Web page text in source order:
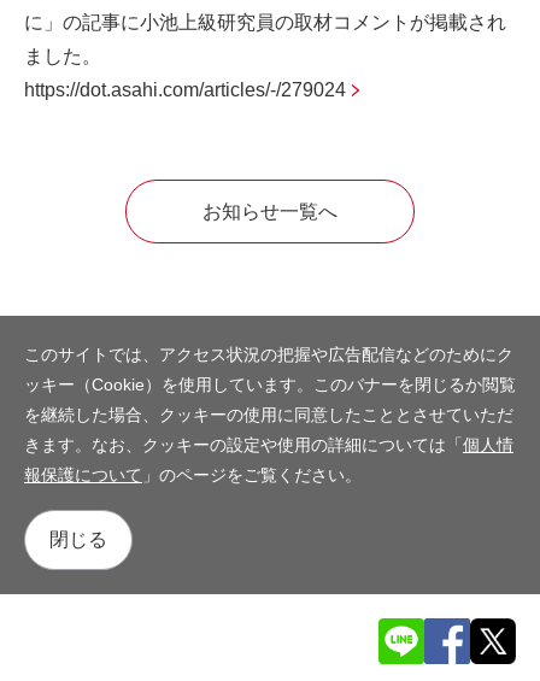
に」の記事に小池上級研究員の取材コメントが掲載され
ました。
https://dot.asahi.com/articles/-/279024
お知らせ一覧へ
このサイトでは、アクセス状況の把握や広告配信などのためにク
ッキー（Cookie）を使用しています。このバナーを閉じるか閲覧
を継続した場合、クッキーの使用に同意したこととさせていただ
きます。なお、クッキーの設定や使用の詳細については「個人情
報保護について 」のページをご覧ください。
閉じる